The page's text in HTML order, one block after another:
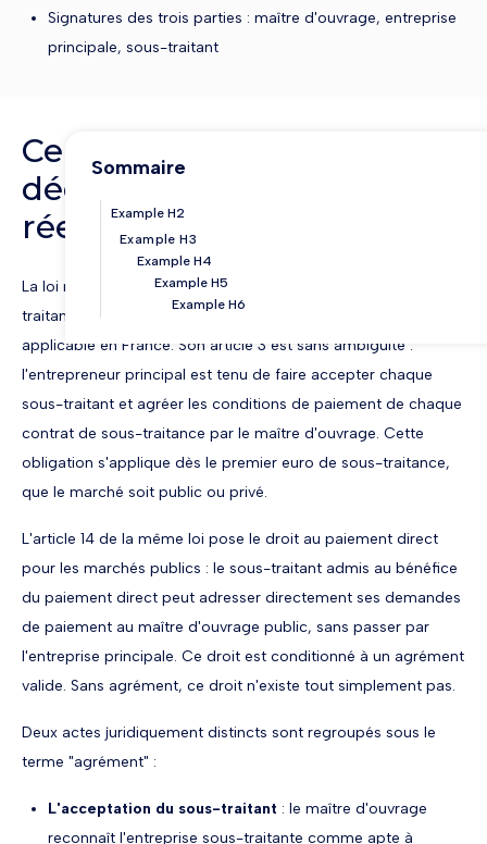
Signatures des trois parties : maître d'ouvrage, entreprise
principale, sous-traitant
Ce que la loi du 31
décembre 1975 impose
réellement
La loi n° 75-1334 du 31 décembre 1975 relative à la sous-
traitance est le texte fondateur de toute la réglementation
applicable en France. Son article 3 est sans ambiguïté :
l'entrepreneur principal est tenu de faire accepter chaque
sous-traitant et agréer les conditions de paiement de chaque
contrat de sous-traitance par le maître d'ouvrage. Cette
obligation s'applique dès le premier euro de sous-traitance,
que le marché soit public ou privé.
L'article 14 de la même loi pose le droit au paiement direct
pour les marchés publics : le sous-traitant admis au bénéfice
du paiement direct peut adresser directement ses demandes
de paiement au maître d'ouvrage public, sans passer par
l'entreprise principale. Ce droit est conditionné à un agrément
valide. Sans agrément, ce droit n'existe tout simplement pas.
Deux actes juridiquement distincts sont regroupés sous le
terme "agrément" :
L'acceptation du sous-traitant : le maître d'ouvrage
reconnaît l'entreprise sous-traitante comme apte à
Sommaire
Example H2
Example H3
Example H4
Example H5
Example H6